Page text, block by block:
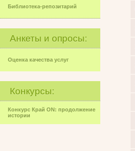
Библиотека-репозитарий
Анкеты и опросы:
Оценка качества услуг
Конкурсы:
Конкурс Край ON: продолжение
истории